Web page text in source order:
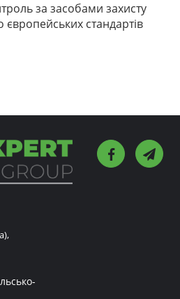
за засобами захисту
європейських стандартів